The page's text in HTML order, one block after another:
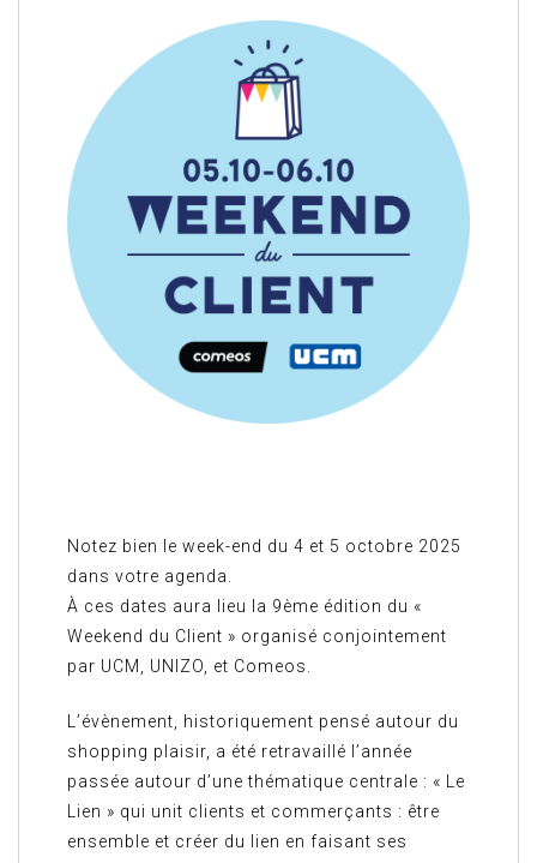
Notez bien le week-end du 4 et 5 octobre 2025
dans votre agenda.
À ces dates aura lieu la 9ème édition du «
Weekend du Client » organisé conjointement
par UCM, UNIZO, et Comeos.
L’évènement, historiquement pensé autour du
shopping plaisir, a été retravaillé l’année
passée autour d’une thématique centrale : « Le
Lien » qui unit clients et commerçants : être
ensemble et créer du lien en faisant ses